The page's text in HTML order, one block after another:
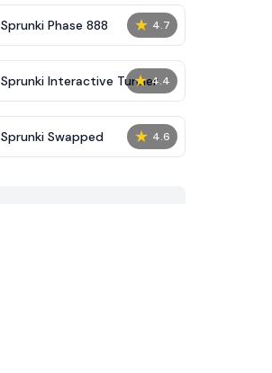
★ 4.7
Sprunki Phase 888
★ 4.4
Sprunki Interactive Tunner
★ 4.6
Sprunki Swapped